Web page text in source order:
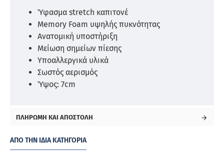
Ύφασμα stretch καπιτονέ
Memory Foam υψηλής πυκνότητας
Ανατομική υποστήριξη
Μείωση σημείων πίεσης
Υποαλλεργικά υλικά
Σωστός αερισμός
Ύψος: 7cm
ΠΛΗΡΩΜΉ ΚΑΙ ΑΠΟΣΤΟΛΉ
ΑΠΌ ΤΗΝ ΊΔΙΑ ΚΑΤΗΓΟΡΊΑ